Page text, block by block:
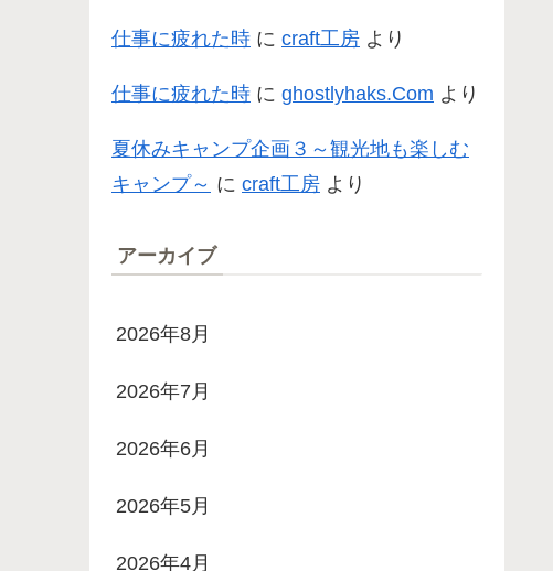
仕事に疲れた時 に craft工房 より
仕事に疲れた時 に ghostlyhaks.Com より
夏休みキャンプ企画３～観光地も楽しむ
キャンプ～ に craft工房 より
アーカイブ
2026年8月
2026年7月
2026年6月
2026年5月
2026年4月